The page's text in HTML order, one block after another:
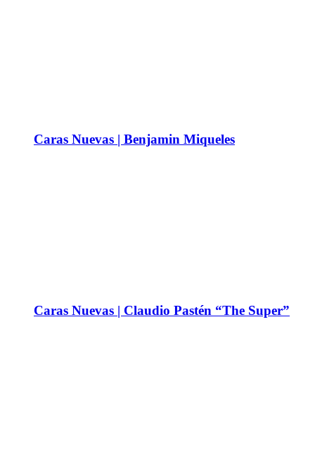
Caras Nuevas | Benjamin Miqueles
Caras Nuevas | Claudio Pastén “The Super”